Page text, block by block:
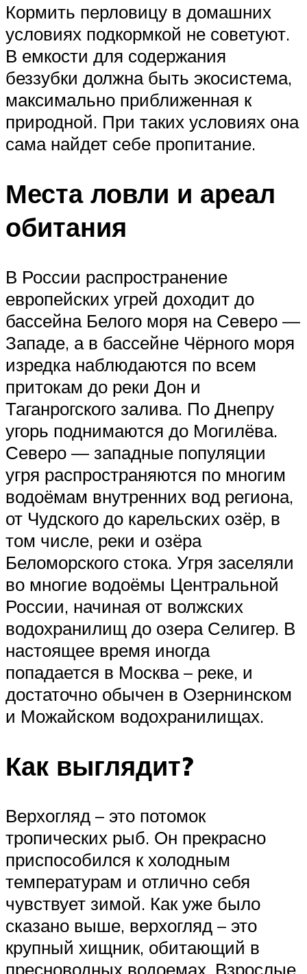
Кормить перловицу в домашних
условиях подкормкой не советуют.
В емкости для содержания
беззубки должна быть экосистема,
максимально приближенная к
природной. При таких условиях она
сама найдет себе пропитание.
Места ловли и ареал
обитания
В России распространение
европейских угрей доходит до
бассейна Белого моря на Северо —
Западе, а в бассейне Чёрного моря
изредка наблюдаются по всем
притокам до реки Дон и
Таганрогского залива. По Днепру
угорь поднимаются до Могилёва.
Северо — западные популяции
угря распространяются по многим
водоёмам внутренних вод региона,
от Чудского до карельских озёр, в
том числе, реки и озёра
Беломорского стока. Угря заселяли
во многие водоёмы Центральной
России, начиная от волжских
водохранилищ до озера Селигер. В
настоящее время иногда
попадается в Москва – реке, и
достаточно обычен в Озернинском
и Можайском водохранилищах.
Как выглядит?
Верхогляд – это потомок
тропических рыб. Он прекрасно
приспособился к холодным
температурам и отлично себя
чувствует зимой. Как уже было
сказано выше, верхогляд – это
крупный хищник, обитающий в
пресноводных водоемах. Взрослые